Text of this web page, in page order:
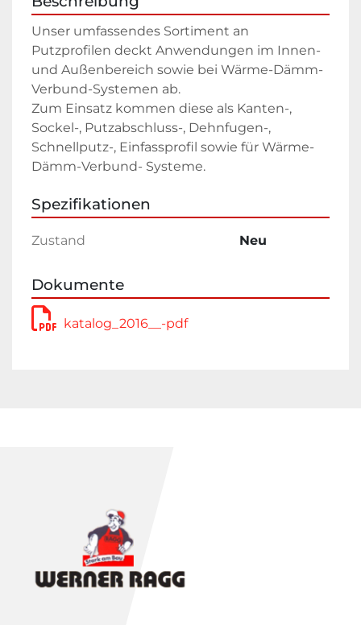
Unser umfassendes Sortiment an
Putzprofilen deckt Anwendungen im Innen-
und Außenbereich sowie bei Wärme-Dämm-
Verbund-Systemen ab.
Zum Einsatz kommen diese als Kanten-,
Sockel-, Putzabschluss-, Dehnfugen-,
Schnellputz-, Einfassprofil sowie für Wärme-
Dämm-Verbund- Systeme.
Spezifikationen
Zustand Neu
Dokumente
katalog_2016__-pdf